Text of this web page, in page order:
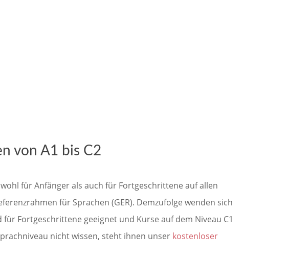
von A1 bis C2
für Anfänger als auch für Fortgeschrittene auf allen
für Sprachen (GER). Demzufolge wenden sich
Fortgeschrittene geeignet und Kurse auf dem Niveau C1
nicht wissen, steht ihnen unser kostenloser